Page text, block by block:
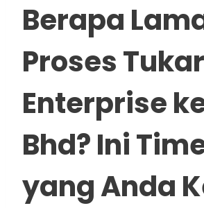
Berapa
Proses Tukar
Enterprise
Bhd? Ini
yang Anda